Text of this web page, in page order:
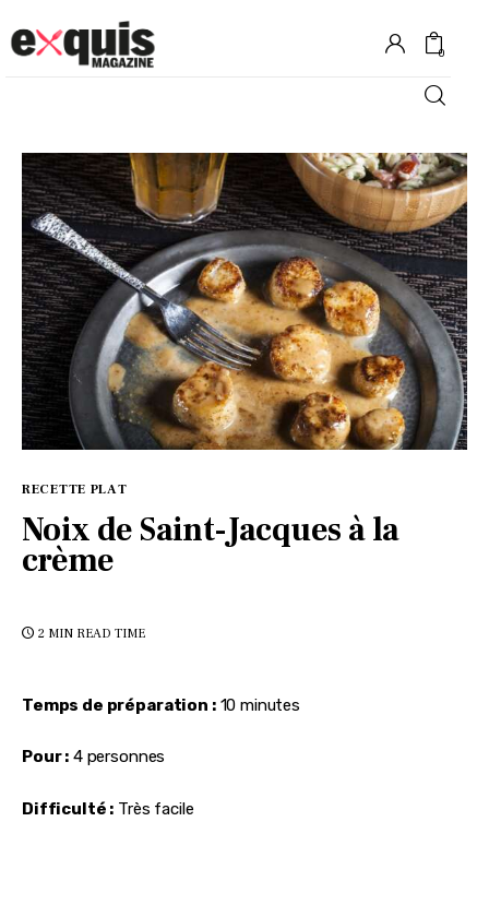
0
Hôtels
Gastronomie
Recettes
Shopping
Évènements
RECETTE PLAT
Noix de Saint-Jacques à la
crème
2 MIN READ TIME
Temps de préparation : 10 minutes
Pour : 4 personnes
Difficulté : Très facile